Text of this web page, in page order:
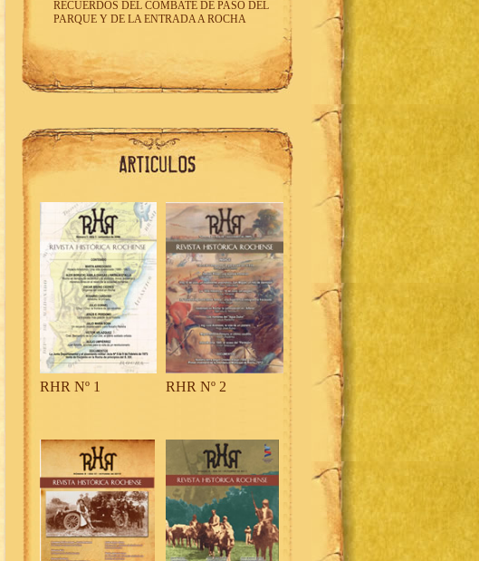
RECUERDOS DEL COMBATE DE PASO DEL
PARQUE Y DE LA ENTRADA A ROCHA
RHR Nº 1 RHR Nº 2